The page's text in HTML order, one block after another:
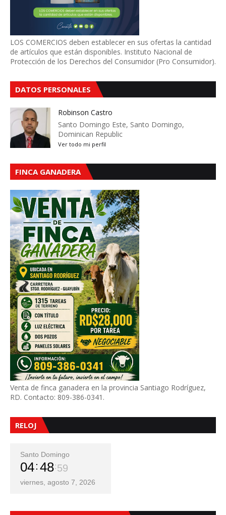
LOS COMERCIOS deben establecer en sus ofertas la cantidad
de artículos que están disponibles. Instituto Nacional de
Protección de los Derechos del Consumidor (Pro Consumidor).
DATOS PERSONALES
Robinson Castro
Santo Domingo Este, Santo Domingo,
Dominican Republic
Ver todo mi perfil
FINCA GANADERA
Venta de finca ganadera en la provincia Santiago Rodríguez,
RD. Contacto: 809-386-0341.
RELOJ
Santo Domingo
04 49 00
viernes, agosto 7, 2026